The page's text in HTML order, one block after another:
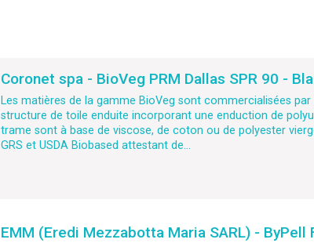
Coronet spa - BioVeg PRM Dallas SPR 90 -
Les matières de la gamme BioVeg sont commercialisées
structure de toile enduite incorporant une enduction de
trame sont à base de viscose, de coton ou de polyester
GRS et USDA Biobased attestant de...
EMM (Eredi Mezzabotta Maria SARL) - ByPell